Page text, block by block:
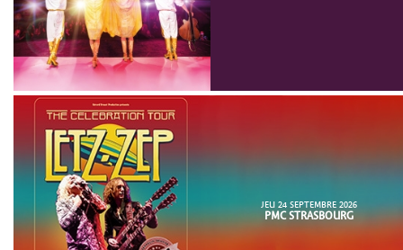
JEU 24 SEPTEMBRE 2026
PMC STRASBOURG